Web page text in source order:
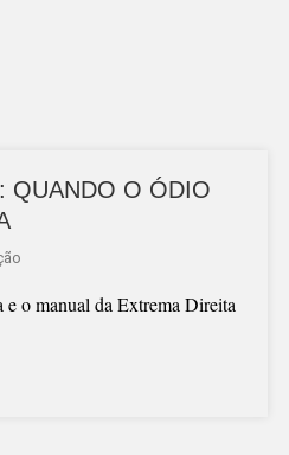
QUANDO O ÓDIO
o manual da Extrema Direita